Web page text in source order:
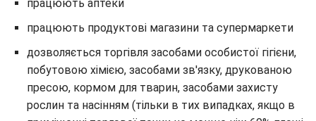
працюють аптеки
працюють продуктові магазини та супермаркети
дозволяється торгівля засобами особистої гігієни,
побутовою хімією, засобами зв'язку, друкованою
пресою, кормом для тварин, засобами захисту
рослин та насінням (тільки в тих випадках, якщо в